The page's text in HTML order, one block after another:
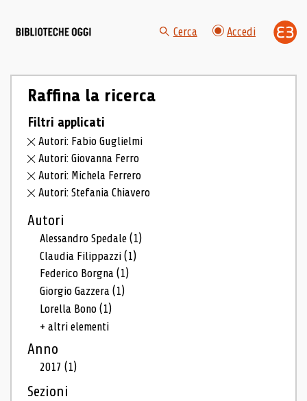
Cerca Accedi
Raffina la ricerca
Filtri applicati
Autori: Fabio Guglielmi
Autori: Giovanna Ferro
Autori: Michela Ferrero
Autori: Stefania Chiavero
Autori
Alessandro Spedale(1)
Claudia Filippazzi(1)
Federico Borgna(1)
Giorgio Gazzera(1)
Lorella Bono(1)
+ altri elementi
Anno
2017(1)
Sezioni